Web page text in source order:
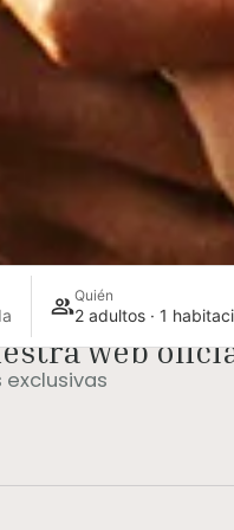
Quién
2 adultos · 1
web Late